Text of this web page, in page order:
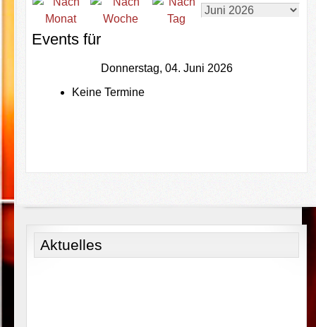
Events für
Donnerstag, 04. Juni 2026
Keine Termine
Aktuelles